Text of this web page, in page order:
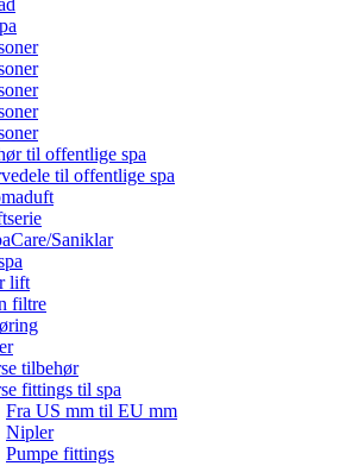
til offentlige spa
til offentlige spa
Saniklar
lift
filtre
tilbehør
fittings til spa
Fra US mm til EU mm
Nipler
Pumpe fittings